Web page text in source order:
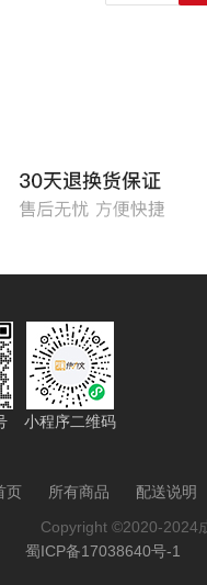
小程序二维码
页 所有商品 配送说明
Copyright ©2020-2024
蜀ICP备17038640号-1